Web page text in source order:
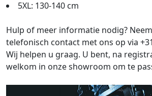
5XL: 130-140 cm
Hulp of meer informatie nodig?
telefonisch contact met ons op via
Wij helpen u graag. U bent, na
welkom in onze showroom om te